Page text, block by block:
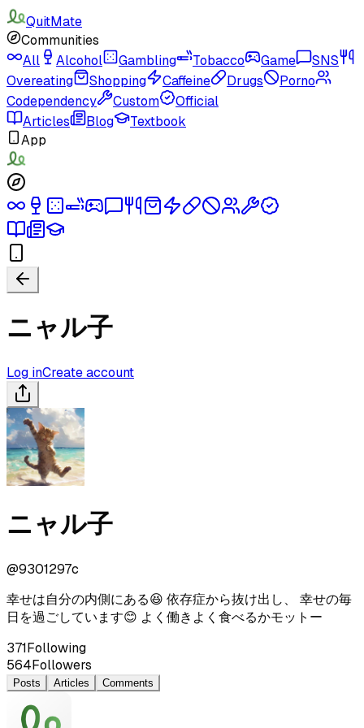
QuitMate
Communities
All
Alcohol Gambling Tobacco Game
SNS
Overeating
Shopping Caffeine Drugs
Porno
Codependency
Custom
Official
Articles
Blog
Textbook
App
ニャル子
Log inCreate account
ニャル子
@9301297c
幸せは自分の内側にある😆 依存症から抜け出し、 幸せの毎
日を過ごしています😊 よく働きよく食べるかモットー
371Following
564Followers
Posts Articles Comments